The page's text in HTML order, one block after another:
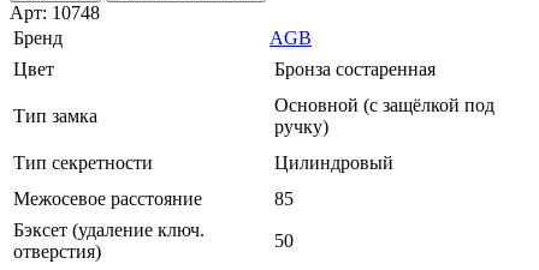
Арт: 10748
Бренд
AGB
Цвет
Бронза состаренная
Тип замка
Основной (с защёлкой под
ручку)
Тип секретности
Цилиндровый
Межосевое расстояние
85
Бэксет (удаление ключ.
отверстия)
50